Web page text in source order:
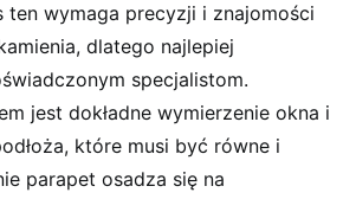
ten wymaga precyzji i znajomości
dlatego najlepiej
specjalistom.
jest dokładne wymierzenie okna i
które musi być równe i
parapet osadza się na